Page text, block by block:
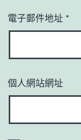
電子郵件地址 *
個人網站網址